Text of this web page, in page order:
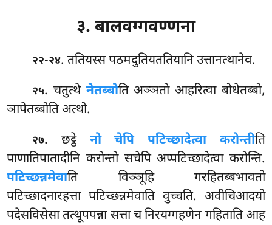
३. बालवग्गवण्णना
२२-२४. ततियस्स पठमदुतियततियानि उत्तानत्थानेव.
२५. चतुत्थे नेतब्बोति अञ्ञतो आहरित्वा बोधेतब्बो,
ञापेतब्बोति अत्थो.
२७. छट्ठे नो चेपि पटिच्छादेत्वा करोन्तीति
पाणातिपातादीनि करोन्तो सचेपि अप्पटिच्छादेत्वा करोन्ति.
पटिच्छन्नमेवाति विञ्ञूहि गरहितब्बभावतो
पटिच्छादनारहत्ता पटिच्छन्नमेवाति वुच्चति. अवीचिआदयो
पदेसविसेसा तत्थूपपन्ना सत्ता च निरयग्गहणेन गहिताति आह